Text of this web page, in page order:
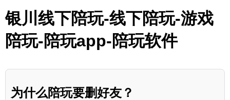
银川线下陪玩-线下陪玩-游戏
陪玩-陪玩app-陪玩软件
为什么陪玩要删好友？